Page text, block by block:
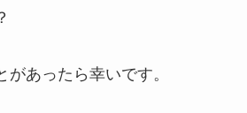
あったら幸いです。